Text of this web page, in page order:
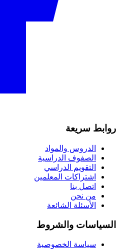
روابط سريعة
الدروس والمواد
الصفوف الدراسية
التقويم الدراسي
اشتراكات المعلمين
اتصل بنا
من نحن
الأسئلة الشائعة
السياسات والشروط
سياسة الخصوصية